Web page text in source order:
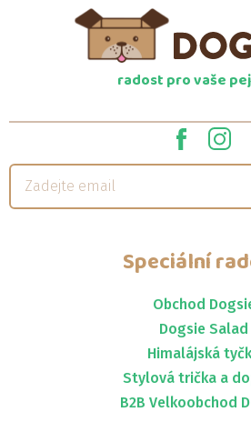
radost pro vaše
Speciální
Obchod
Dogsie Salad
Himalájská
Stylová trička a
B2B Velkoobchod